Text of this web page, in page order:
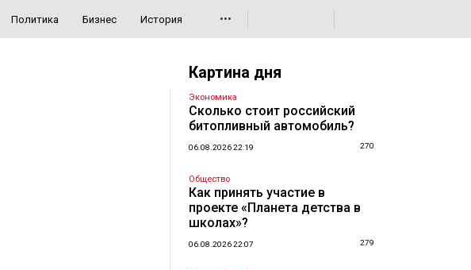
Политика Бизнес История •••
Картина дня
Экономика
Сколько стоит российский
битопливный автомобиль?
06.08.2026 22:19 270
Общество
Как принять участие в
проекте «Планета детства в
школах»?
06.08.2026 22:07 279